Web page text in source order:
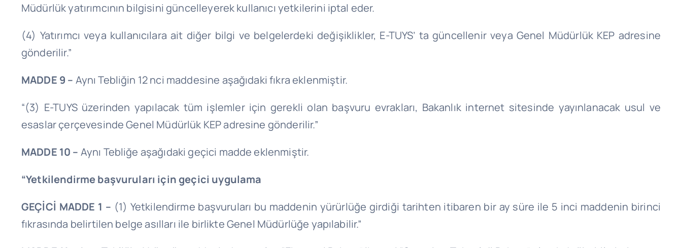
Müdürlük yatırımcının bilgisini güncelleyerek kullanıcı yetkilerini iptal eder.
(4) Yatırımcı veya kullanıcılara ait diğer bilgi ve belgelerdeki değişiklikler, E-TUYS’ ta güncellenir veya Genel Müdürlük KEP adresine
gönderilir.”
MADDE 9 – Aynı Tebliğin 12 nci maddesine aşağıdaki fıkra eklenmiştir.
“(3) E-TUYS üzerinden yapılacak tüm işlemler için gerekli olan başvuru evrakları, Bakanlık internet sitesinde yayınlanacak usul ve
esaslar çerçevesinde Genel Müdürlük KEP adresine gönderilir.”
MADDE 10 – Aynı Tebliğe aşağıdaki geçici madde eklenmiştir.
“Yetkilendirme başvuruları için geçici uygulama
GEÇİCİ MADDE 1 – (1) Yetkilendirme başvuruları bu maddenin yürürlüğe girdiği tarihten itibaren bir ay süre ile 5 inci maddenin birinci
fıkrasında belirtilen belge asılları ile birlikte Genel Müdürlüğe yapılabilir.”